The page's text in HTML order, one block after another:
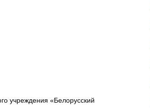
«Белорусский